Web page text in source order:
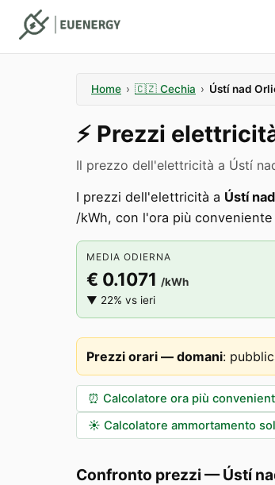
Home › 🇨🇿 Cechia › Ústí nad
⚡️ Prezzi
Il prezzo dell'elettricità a Ústí
I prezzi dell'elettricità a Ústí
/kWh, con l'ora più conveniente
MEDIA ODIERNA
€ 0.1071 /kWh
▼ 22% vs ieri
Prezzi orari — domani:
⏰ Calcolatore ora più
☀️ Calcolatore ammortamento
Confronto prezzi —Ústí